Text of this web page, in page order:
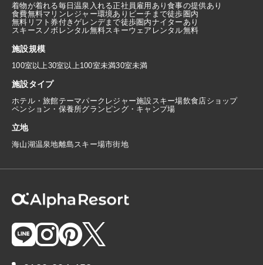
着物が着れる毎日温泉入れる正社員雇用あり食事の提供あり
食費無料マリンレジャー環境あり ビーチまで徒歩圏内
無料リフト券付きゲレンデまで徒歩圏内ナイターあり
スキースノボレンタル無料スキーウェアレンタル無料
施設規模
100室以上30室以上100室未満30室未満
施設タイプ
ホテル・旅館テーマパーク レジャー施設 スキー場飲食店ショップ
ペンション・保養所グランピング・キャンプ場
立地
海山湖温泉地離島 スキー場市街地